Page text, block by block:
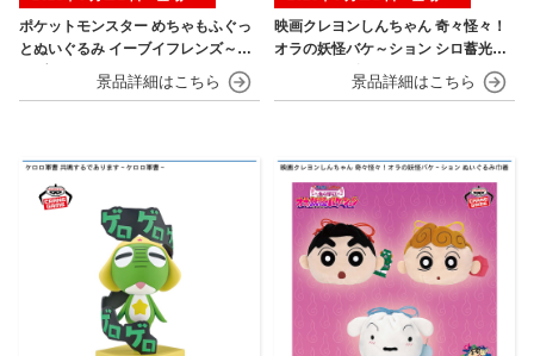
ポケットモンスター めちゃもふぐっ
とぬいぐるみ イーブイフレンズ～イ
ーブイ～おひるねver.
映画クレヨンしんちゃん 奇々怪々！
オラの妖怪バケ～ション シロ蓄光シ
リコンフィギュア